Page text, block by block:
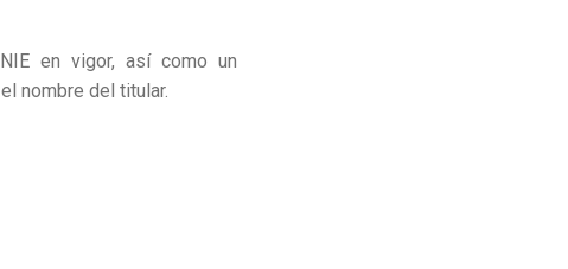
en vigor, así como un
nombre del titular.